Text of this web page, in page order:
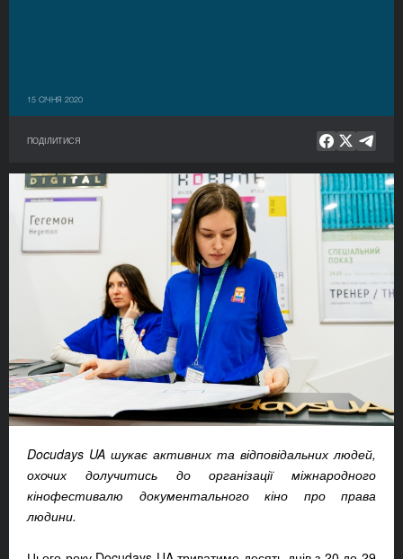
15 СІЧНЯ 2020
ПОДІЛИТИСЯ
Docudays UA шукає активних та відповідальних людей,
охочих долучитись до організації міжнародного
кінофестивалю документального кіно про права
людини.